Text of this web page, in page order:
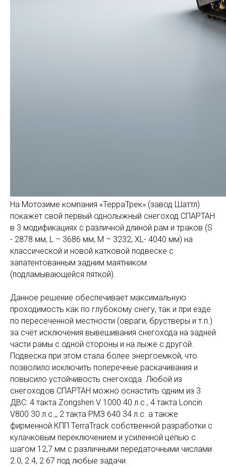
На Мотозиме компания «ТерраТрек» (завод Шаттл)
покажет свой первый однолыжный снегоход СПАРТАН
в 3 модификациях с различной длиной рам и траков (S
- 2878 мм, L – 3686 мм, М – 3232, XL- 4040 мм) на
классической и новой катковой подвеске с
запатентованным задним маятником
(подламывающейся пяткой).
Данное решение обеспечивает максимальную
проходимость как по глубокому снегу, так и при езде
по пересеченной местности (овраги, брустверы и т.п.)
за счёт исключения вывешивания снегохода на задней
части рамы с одной стороны и на лыже с другой.
Подвеска при этом стала более энергоемкой, что
позволило исключить поперечные раскачивания и
повысило устойчивость снегохода. Любой из
снегоходов СПАРТАН можно оснастить одним из 3
ДВС: 4 такта Zongshen V 1000 40 л.с., 4 такта Loncin
V800 30 л.с.,, 2 такта РМЗ 640 34 л.с. a также
фирменной КПП TerraTrack собственной разработки с
кулачковым переключением и усиленной цепью с
шагом 12,7 мм с различными передаточными числами
2.0, 2.4, 2.67 под любые задачи.